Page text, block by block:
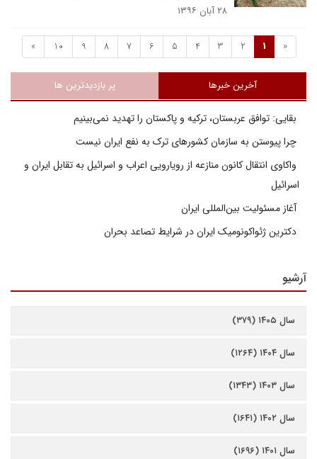
۲۸ آبان ۱۳۹۶
«
1
2
3
4
5
6
7
8
9
10
»
آخرین خبرها پر بازدیدترین ها
بقایی: توافق عربستان، ترکیه و پاکستان را تهدید نمی‌بینیم
چرا پیوستن به سازمان کشورهای ترک به نفع ایران نیست
واکاوی انتقال کانون منازعه از رویارویی اعراب و اسرائیل به تقابل ایران و
اسرائیل
آغاز مسئولیت بین‌المللی ایران
دکترین ژئواکونومیک ایران در شرایط تصاعد بحران
آرشیو
سال ۱۴۰۵ (۳۷۹)
سال ۱۴۰۴ (۱۲۶۴)
سال ۱۴۰۳ (۱۳۴۳)
سال ۱۴۰۲ (۱۶۴۱)
سال ۱۴۰۱ (۱۶۹۶)